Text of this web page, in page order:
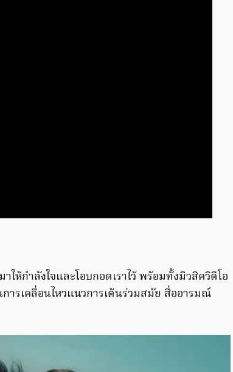
ห้กำลังใจและโอบกอดเราไว้ พร้อมทั้งมิวสิควิดีโอ
ารเคลื่อนไหวแนวการเต้นร่วมสมัย สื่ออารมณ์